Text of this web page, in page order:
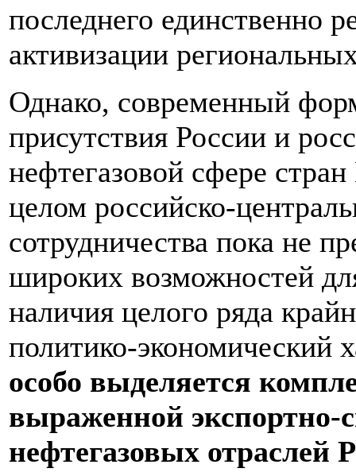
последнего единственно
активизации
Однако, современный
присутствия России и
нефтегазовой сфере
целом российско-
сотрудничества пока не
широких возможностей
наличия целого ряда
политико-экономический
особо выделяется
выраженной экспортно-
нефтегазовых отраслей